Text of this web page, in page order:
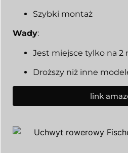
Szybki montaż
Wady:
Jest miejsce tylko na 2
Droższy niż inne
link